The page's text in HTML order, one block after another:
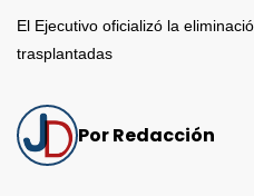
El Ejecutivo oficializó la
trasplantadas
Por Redacción